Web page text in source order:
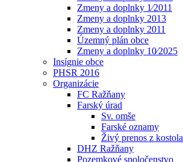
Zmeny a doplnky 1⁄2011
Zmeny a doplnky 2013
Zmeny a doplnky 2011
Územný plán obce
Zmeny a doplnky 10⁄2025
Insígnie obce
PHSR 2016
Organizácie
FC Ražňany
Farský úrad
Sv. omše
Farské oznamy
Živý prenos z kostola
DHZ Ražňany
Pozemkové spoločenstvo